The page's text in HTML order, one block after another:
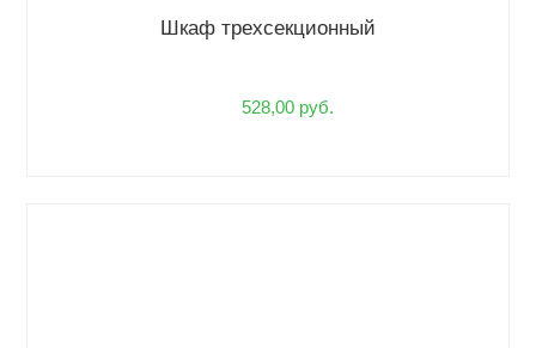
Шкаф трехсекционный
528,00 руб.